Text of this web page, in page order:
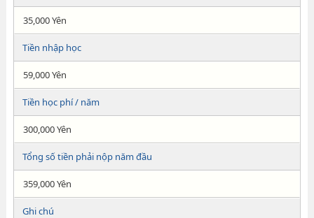
35,000 Yên
Tiền nhập học
59,000 Yên
Tiền học phí / năm
300,000 Yên
Tổng số tiền phải nộp năm đầu
359,000 Yên
Ghi chú